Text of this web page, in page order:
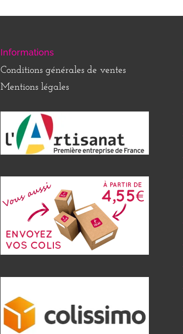
Informations
Conditions générales de ventes
Mentions légales